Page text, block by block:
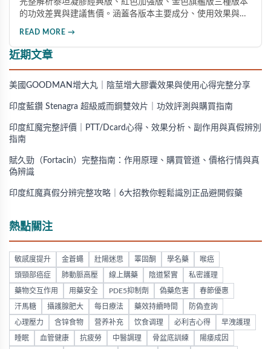
完整解析泰坦凝膠經典版、紅色加強版、金色旗艦版三種版本
的功效差異與建議售價。涵蓋各版本主要成分、使用效果與適
READ MORE →
近期文章
美國GOODMAN增大丸｜陰莖增大膠囊效果與使用心得完整分享
印度藍鑽 Stenagra 超級威而鋼雙效片｜功效評測與購買指南
印度紅魔完整評價｜PTT/Dcard心得、效果分析、副作用與真假辨別
指南
賦久勁（Fortacin）完整指南：作用原理、購買管道、價格行情與真
偽辨識
印度紅魔真假分辨完整攻略｜6大招教你輕鬆識別正品避開假藥
熱點關注
敏感度提升 金蒼蠅 壯陽迷思 睪固酮 學名藥 喉癌
頭頸部癌症 肺動脈高壓 線上購藥 陰道緊實 私密護理
藥物交互作用 用藥安全 PDE5抑制劑 偽藥危害 春節優惠
汗馬糖 攝護腺肥大 每日療法 藥效持續時間 防偽查詢
心理壓力 含锌食物 营养补充 饮食调理 必利吉心得 早洩護理
睡眠 血管健康 抗疲勞 中醫調理 骨盆底訓練 陽痿成因